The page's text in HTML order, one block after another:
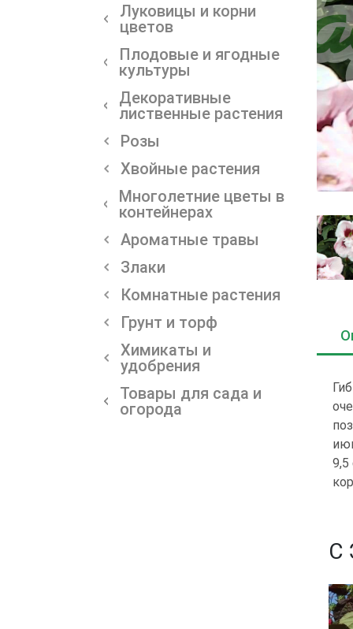
Луковицы и корни
цветов
Плодовые и ягодные
культуры
Декоративные
лиственные растения
Розы
Хвойные растения
Многолетние цветы в
контейнерах
Ароматные травы
Злаки
Комнатные растения
Грунт и торф
Химикаты и
удобрения
Товары для сада и
огорода
9,5
С